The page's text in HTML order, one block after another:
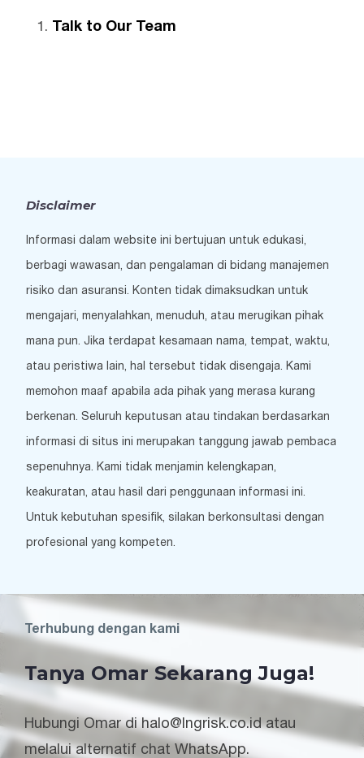
Talk to Our Team
Disclaimer
Informasi dalam website ini bertujuan untuk edukasi,
berbagi wawasan, dan pengalaman di bidang manajemen
risiko dan asuransi. Konten tidak dimaksudkan untuk
mengajari, menyalahkan, menuduh, atau merugikan pihak
mana pun. Jika terdapat kesamaan nama, tempat, waktu,
atau peristiwa lain, hal tersebut tidak disengaja. Kami
memohon maaf apabila ada pihak yang merasa kurang
berkenan. Seluruh keputusan atau tindakan berdasarkan
informasi di situs ini merupakan tanggung jawab pembaca
sepenuhnya. Kami tidak menjamin kelengkapan,
keakuratan, atau hasil dari penggunaan informasi ini.
Untuk kebutuhan spesifik, silakan berkonsultasi dengan
profesional yang kompeten.
Terhubung dengan kami
Tanya Omar Sekarang Juga!
Hubungi Omar di halo@lngrisk.co.id atau
melalui alternatif chat WhatsApp.